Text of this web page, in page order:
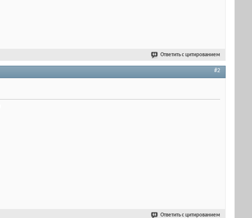
Ответить с цитированием
#2
Ответить с цитированием